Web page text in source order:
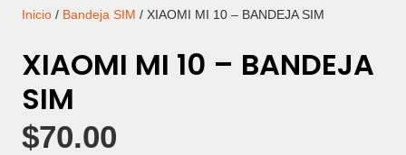
Inicio / Bandeja SIM / XIAOMI MI 10 – BANDEJA SIM
XIAOMI MI 10 – BANDEJA
SIM
$70.00